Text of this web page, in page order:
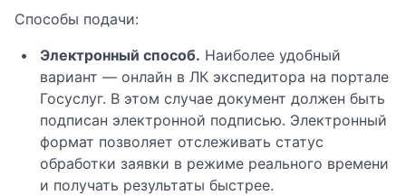
Способы подачи:
Электронный способ. Наиболее удобный
вариант — онлайн в ЛК экспедитора на портале
Госуслуг. В этом случае документ должен быть
подписан электронной подписью. Электронный
формат позволяет отслеживать статус
обработки заявки в режиме реального времени
и получать результаты быстрее.